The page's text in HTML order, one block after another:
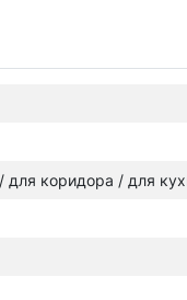
для коридора / для